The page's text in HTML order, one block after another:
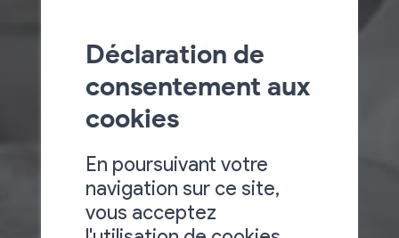
Déclaration de
consentement aux
cookies
En poursuivant votre
navigation sur ce site,
vous acceptez